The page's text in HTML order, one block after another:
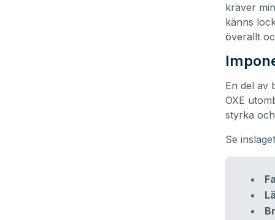
kräver
känns
överallt
En del av
OXE
styrka
Se